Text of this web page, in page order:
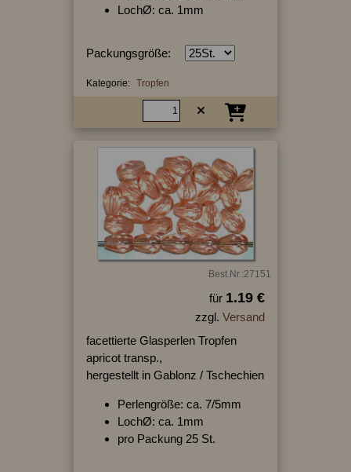
LochØ: ca. 1mm
Packungsgröße:
Kategorie: Tropfen
Best.Nr.:27151
für 1.19 €
zzgl. Versand
facettierte Glasperlen Tropfen
apricot transp.,
hergestellt in Gablonz / Tschechien
Perlengröße: ca. 7/5mm
LochØ: ca. 1mm
pro Packung 25 St.